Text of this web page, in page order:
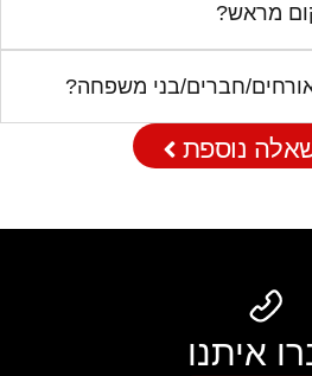
מראש?
חברים/בני משפחה?
נוספת
איתנו